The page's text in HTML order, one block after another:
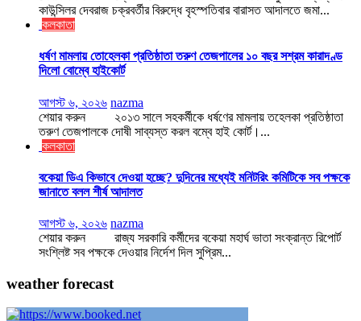
কাউন্সিলর দেবরাজ চক্রবর্তীর বিরুদ্ধে বৃহস্পতিবার বারাসত আদালতে জমা...
কলকাতা
ধর্ষণ মামলায় তোহেলকা প্রতিষ্ঠাতা তরুণ তেজপালের ১০ বছর সশ্রম কারাদণ্ড
দিলো বোম্বে হাইকোর্ট
আগস্ট ৬, ২০২৬ nazma
শেয়ার করুন ২০১৩ সালে সহকর্মীকে ধর্ষণের মামলায় তহেলকা প্রতিষ্ঠাতা
তরুণ তেজপালকে দোষী সাব্যস্ত করল বম্বে হাই কোর্ট।...
কলকাতা
বকেয়া ডিএ কিভাবে দেওয়া হচ্ছে? দুদিনের মধ্যেই মনিটরিং কমিটিকে সব পক্ষকে
জানাতে বলল শীর্ষ আদালত
আগস্ট ৬, ২০২৬ nazma
শেয়ার করুন রাজ্য সরকারি কর্মীদের বকেয়া মহার্ঘ ভাতা সংক্রান্ত রিপোর্ট
সংশ্লিষ্ট সব পক্ষকে দেওয়ার নির্দেশ দিল সুপ্রিম...
weather forecast